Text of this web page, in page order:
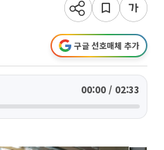
구글 선호매체 추가
00:00 / 02:33